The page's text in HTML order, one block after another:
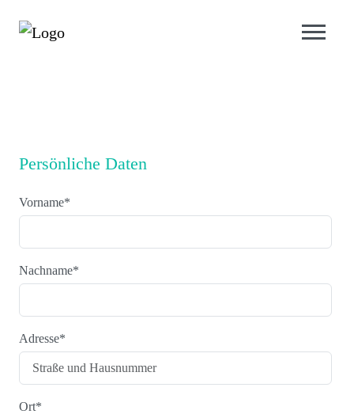
Persönliche Daten
Vorname*
Nachname*
Adresse*
Ort*